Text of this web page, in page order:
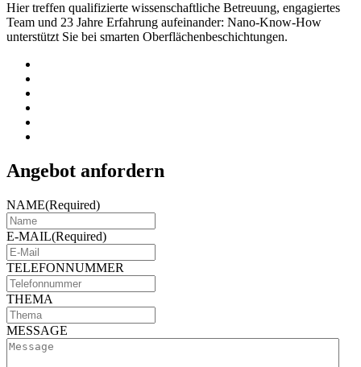
Hier treffen qualifizierte wissenschaftliche Betreuung, engagiertes
Team und 23 Jahre Erfahrung aufeinander: Nano-Know-How
unterstützt Sie bei smarten Oberflächenbeschichtungen.
Angebot anfordern
NAME(Required)
E-MAIL(Required)
TELEFONNUMMER
THEMA
MESSAGE